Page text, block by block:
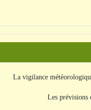
La vigilance
Les prévisions